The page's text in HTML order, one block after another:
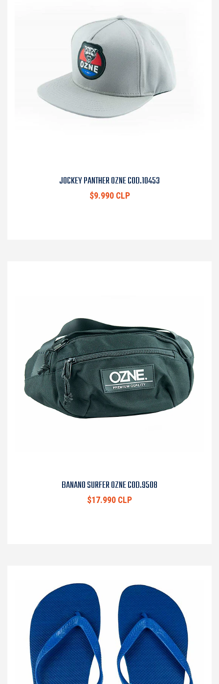
JOCKEY PANTHER OZNE COD.10453
$9.990 CLP
BANANO SURFER OZNE COD.9508
$17.990 CLP